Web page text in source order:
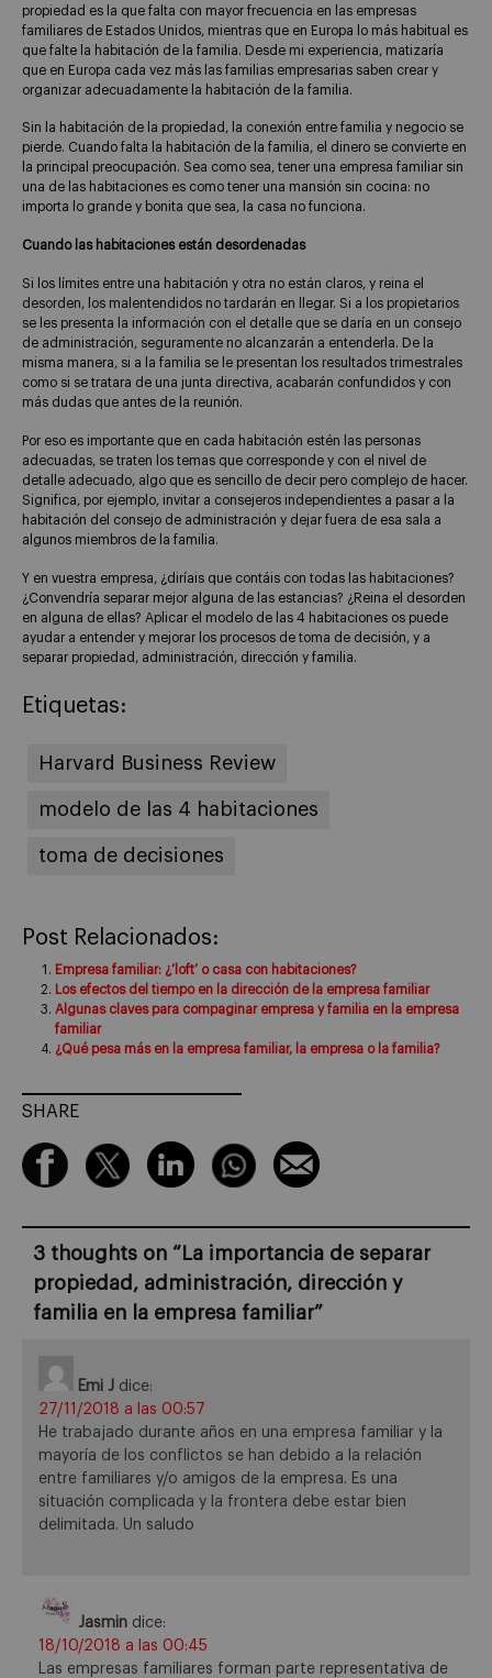
propiedad es la que falta con mayor frecuencia en las empresas
familiares de Estados Unidos, mientras que en Europa lo más habitual es
que falte la habitación de la familia. Desde mi experiencia, matizaría
que en Europa cada vez más las familias empresarias saben crear y
organizar adecuadamente la habitación de la familia.
Sin la habitación de la propiedad, la conexión entre familia y negocio se
pierde. Cuando falta la habitación de la familia, el dinero se convierte en
la principal preocupación. Sea como sea, tener una empresa familiar sin
una de las habitaciones es como tener una mansión sin cocina: no
importa lo grande y bonita que sea, la casa no funciona.
Cuando las habitaciones están desordenadas
Si los límites entre una habitación y otra no están claros, y reina el
desorden, los malentendidos no tardarán en llegar. Si a los propietarios
se les presenta la información con el detalle que se daría en un consejo
de administración, seguramente no alcanzarán a entenderla. De la
misma manera, si a la familia se le presentan los resultados trimestrales
como si se tratara de una junta directiva, acabarán confundidos y con
más dudas que antes de la reunión.
Por eso es importante que en cada habitación estén las personas
adecuadas, se traten los temas que corresponde y con el nivel de
detalle adecuado, algo que es sencillo de decir pero complejo de hacer.
Significa, por ejemplo, invitar a consejeros independientes a pasar a la
habitación del consejo de administración y dejar fuera de esa sala a
algunos miembros de la familia.
Y en vuestra empresa, ¿diríais que contáis con todas las habitaciones?
¿Convendría separar mejor alguna de las estancias? ¿Reina el desorden
en alguna de ellas? Aplicar el modelo de las 4 habitaciones os puede
ayudar a entender y mejorar los procesos de toma de decisión, y a
separar propiedad, administración, dirección y familia.
Etiquetas:
Harvard Business Review
modelo de las 4 habitaciones
toma de decisiones
Post Relacionados:
Empresa familiar: ¿’loft’ o casa con habitaciones?
Los efectos del tiempo en la dirección de la empresa familiar
Algunas claves para compaginar empresa y familia en la empresa
familiar
¿Qué pesa más en la empresa familiar, la empresa o la familia?
SHARE
3 thoughts on “ La importancia de separar
propiedad, administración, dirección y
familia en la empresa familiar”
Emi J dice:
27/11/2018 a las 00:57
He trabajado durante años en una empresa familiar y la
mayoría de los conflictos se han debido a la relación
entre familiares y/o amigos de la empresa. Es una
situación complicada y la frontera debe estar bien
delimitada. Un saludo
Jasmin dice:
18/10/2018 a las 00:45
Las empresas familiares forman parte representativa de